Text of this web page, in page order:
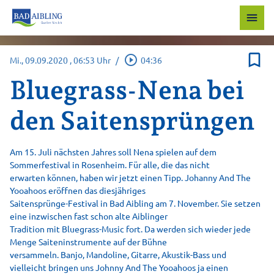
menu
Mi., 09.09.2020 , 06:53 Uhr / play_circle_outline 04:36 bookmark_border
Bluegrass-Nena bei
den Saitensprüngen
Am 15. Juli nächsten Jahres soll Nena spielen auf dem
Sommerfestival in Rosenheim. Für alle, die das nicht
erwarten können, haben wir jetzt einen Tipp. Johanny And The
Yooahoos eröffnen das diesjähriges
Saitensprünge-Festival in Bad Aibling am 7. November. Sie setzen
eine inzwischen fast schon alte Aiblinger
Tradition mit Bluegrass-Music fort. Da werden sich wieder jede
Menge Saiteninstrumente auf der Bühne
versammeln. Banjo, Mandoline, Gitarre, Akustik-Bass und
vielleicht bringen uns Johnny And The Yooahoos ja einen